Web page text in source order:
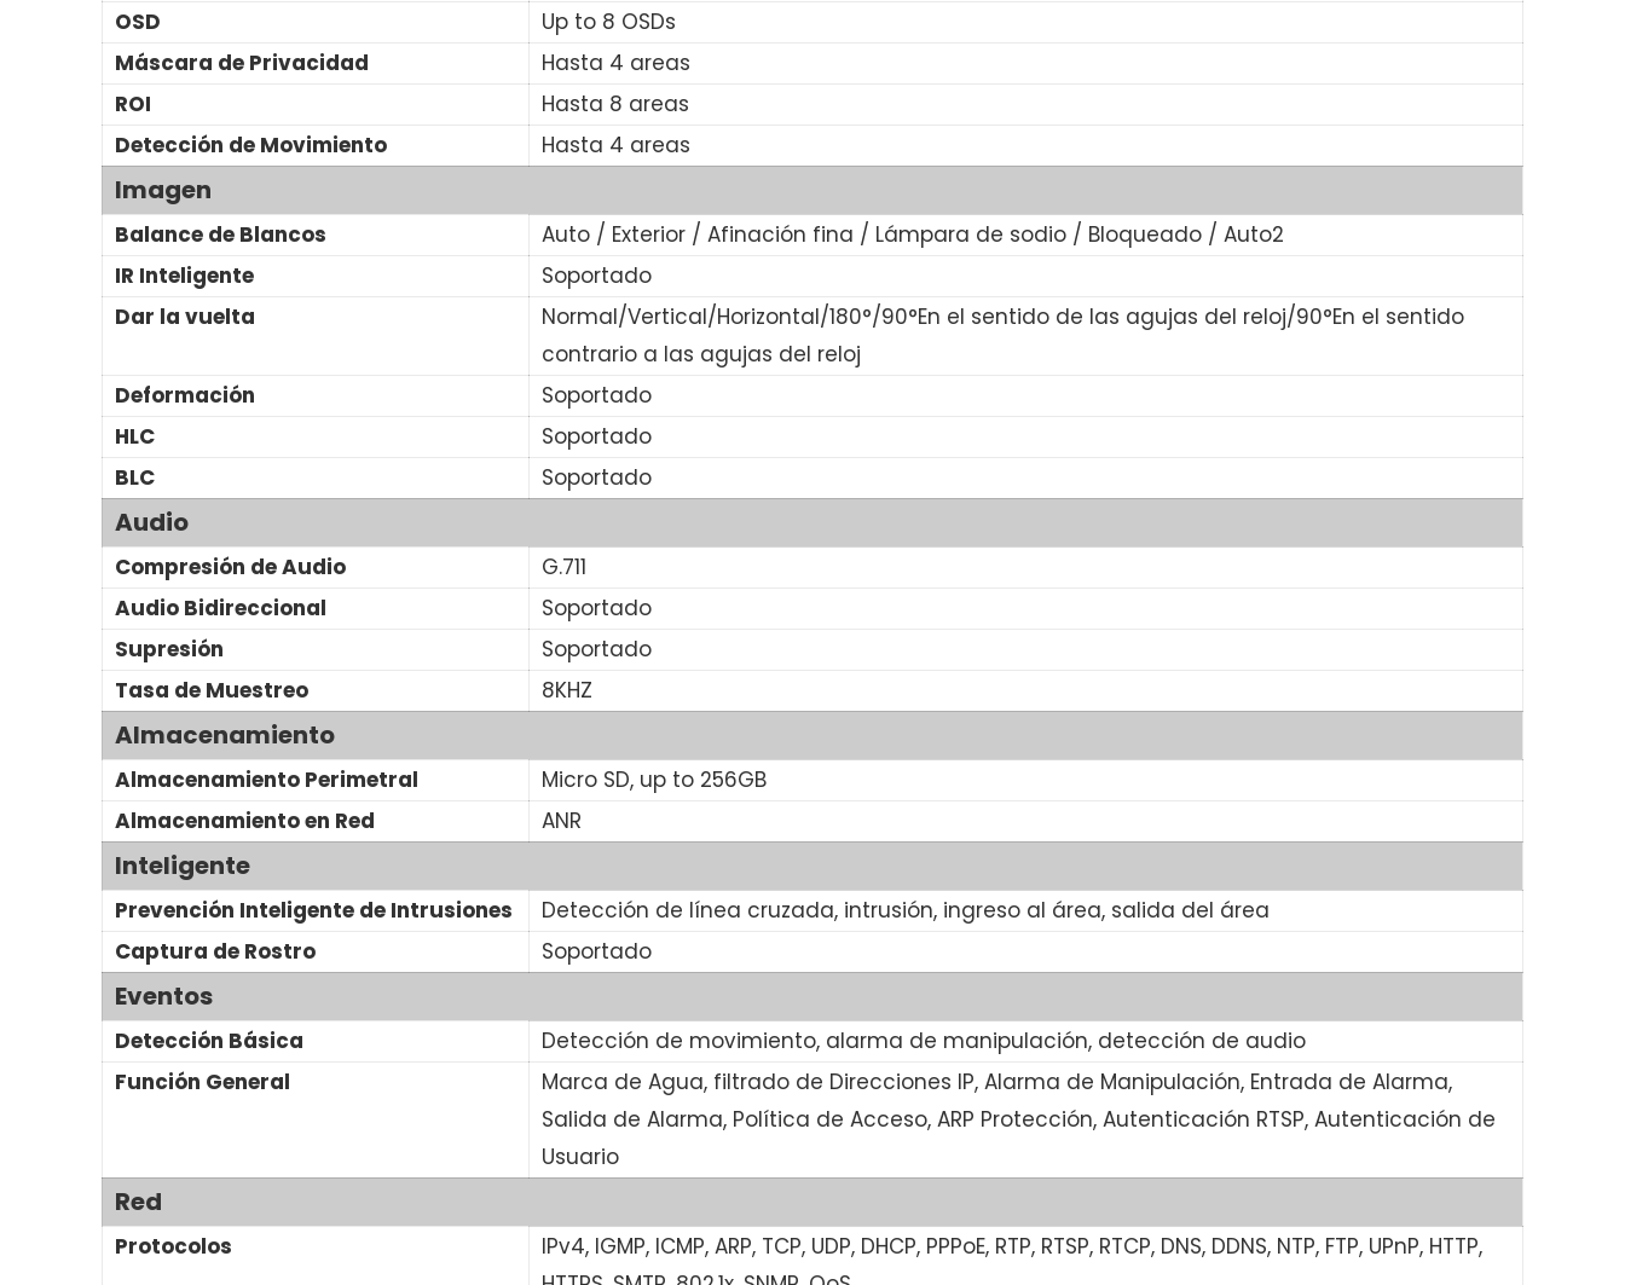
OSD
Up to 8 OSDs
Máscara de Privacidad
Hasta 4 areas
ROI
Hasta 8 areas
Detección de Movimiento
Hasta 4 areas
Imagen
Balance de Blancos
Auto / Exterior / Afinación fina / Lámpara de sodio / Bloqueado / Auto2
IR Inteligente
Soportado
Dar la vuelta
Normal/Vertical/Horizontal/180°/90°En el sentido de las agujas del reloj/90°En el sentido
contrario a las agujas del reloj
Deformación
Soportado
HLC
Soportado
BLC
Soportado
Audio
Compresión de Audio
G.711
Audio Bidireccional
Soportado
Supresión
Soportado
Tasa de Muestreo
8KHZ
Almacenamiento
Almacenamiento Perimetral
Micro SD, up to 256GB
Almacenamiento en Red
ANR
Inteligente
Prevención Inteligente de Intrusiones
Detección de línea cruzada, intrusión, ingreso al área, salida del área
Captura de Rostro
Soportado
Eventos
Detección Básica
Detección de movimiento, alarma de manipulación, detección de audio
Función General
Marca de Agua, filtrado de Direcciones IP, Alarma de Manipulación, Entrada de Alarma,
Salida de Alarma, Política de Acceso, ARP Protección, Autenticación RTSP, Autenticación de
Usuario
Red
Protocolos
IPv4, IGMP, ICMP, ARP, TCP, UDP, DHCP, PPPoE, RTP, RTSP, RTCP, DNS, DDNS, NTP, FTP, UPnP, HTTP,